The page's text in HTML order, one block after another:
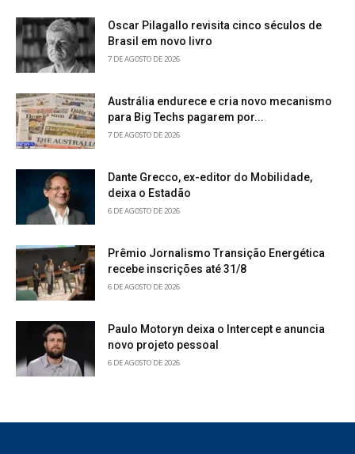
Oscar Pilagallo revisita cinco séculos de
Brasil em novo livro
7 DE AGOSTO DE 2026
Austrália endurece e cria novo mecanismo
para Big Techs pagarem por...
7 DE AGOSTO DE 2026
Dante Grecco, ex-editor do Mobilidade,
deixa o Estadão
6 DE AGOSTO DE 2026
Prêmio Jornalismo Transição Energética
recebe inscrições até 31/8
6 DE AGOSTO DE 2026
Paulo Motoryn deixa o Intercept e anuncia
novo projeto pessoal
6 DE AGOSTO DE 2026